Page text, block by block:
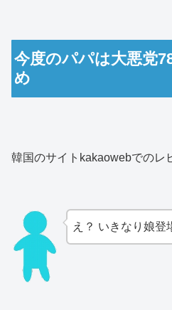
今度のパパは大悪党
め
韓国のサイトkakaowebでのレ
え？ いきなり娘登